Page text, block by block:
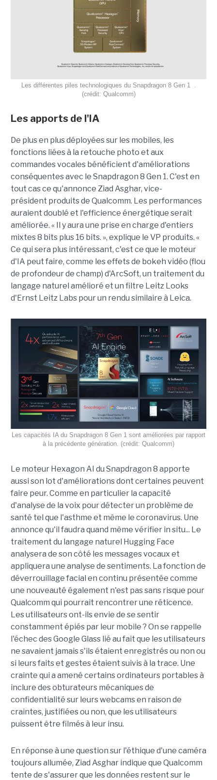
Les différentes piles technologiques du Snapdragon 8 Gen 1 .
(crédit: Qualcomm)
Les apports de l'IA
De plus en plus déployées sur les mobiles, les
fonctions liées à la retouche photo et aux
commandes vocales bénéficient d'améliorations
conséquentes avec le Snapdragon 8 Gen 1. C'est en
tout cas ce qu'annonce Ziad Asghar, vice-
président produits de Qualcomm. Les performances
auraient doublé et l'efficience énergétique serait
améliorée. « Il y aura une prise en charge d'entiers
mixtes 8 bits plus 16 bits. », explique le VP produits. «
Ce qui sera plus intéressant, c'est ce que le moteur
d'IA peut faire, comme les effets de bokeh vidéo (flou
de profondeur de champ) d'ArcSoft, un traitement du
langage naturel amélioré et un filtre Leitz Looks
d'Ernst Leitz Labs pour un rendu similaire à Leica.
Les capacités IA du Snapdragon 8 Gen 1 sont améliorées par rapport
à la précédente génération. (crédit: Qualcomm)
Le moteur Hexagon AI du Snapdragon 8 apporte
aussi son lot d'améliorations dont certaines peuvent
faire peur. Comme en particulier la capacité
d'analyse de la voix pour détecter un problème de
santé tel que l'asthme et même le coronavirus. Une
annonce qu'il faudra quand même vérifier in situ... Le
traitement du langage naturel Hugging Face
analysera de son côté les messages vocaux et
appliquera une analyse de sentiments. La fonction de
déverrouillage facial en continu présentée comme
une nouveauté également n'est pas sans risque pour
Qualcomm qui pourrait rencontrer une réticence.
Les utilisateurs ont-ils envie de se sentir
constamment épiés par leur mobile ? On se rappelle
l'échec des Google Glass lié au fait que les utilisateurs
ne savaient jamais s'ils étaient enregistrés ou non ou
si leurs faits et gestes étaient suivis à la trace. Une
crainte qui a amené certains ordinateurs portables à
inclure des obturateurs mécaniques de
confidentialité sur leurs webcams en raison de
craintes, justifiées ou non, que les utilisateurs
puissent être filmés à leur insu.
En réponse à une question sur l'éthique d'une caméra
toujours allumée, Ziad Asghar indique que Qualcomm
tente de s'assurer que les données restent sur le